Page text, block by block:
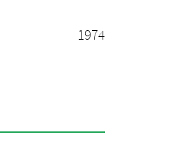
1974